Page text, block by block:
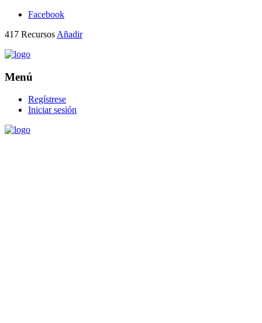
Facebook
417 Recursos Añadir
Menú
Regístrese
Iniciar sesión